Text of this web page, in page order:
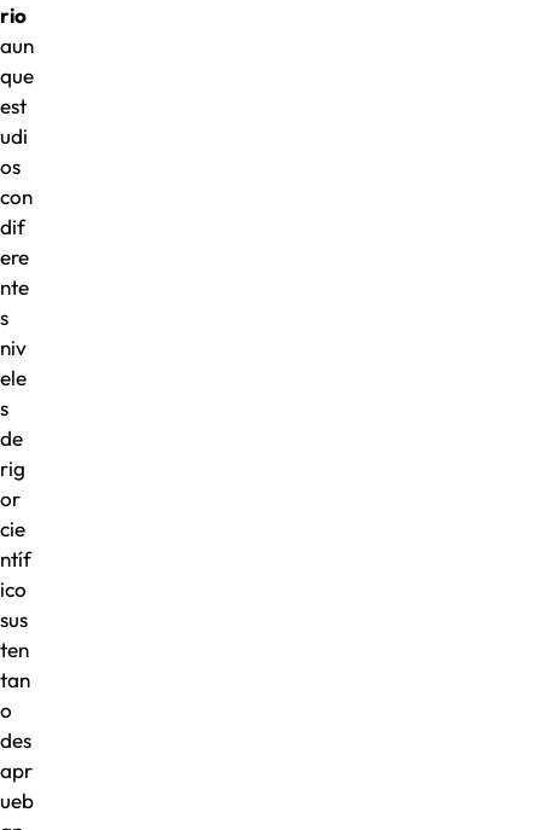
rio
aun
que
est
udi
os
con
dif
ere
nte
s
niv
ele
s
de
rig
or
cie
ntíf
ico
sus
ten
tan
o
des
apr
ueb